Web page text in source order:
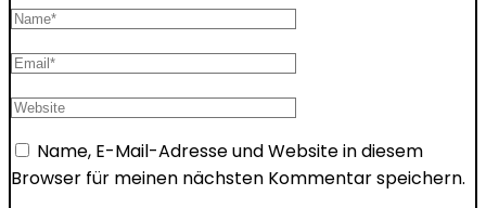
Name, E-Mail-Adresse und Website in diesem
Browser für meinen nächsten Kommentar speichern.